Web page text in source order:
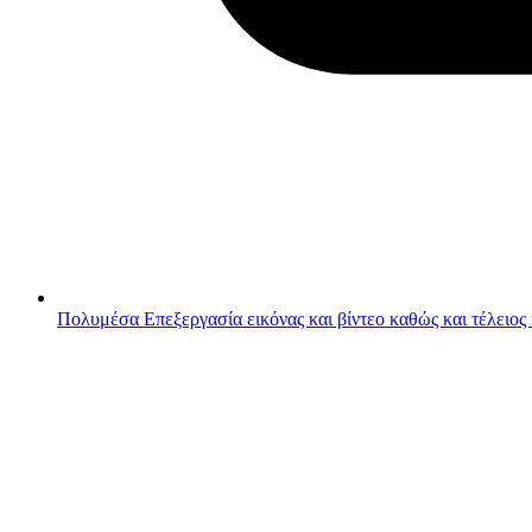
Πολυμέσα Επεξεργασία εικόνας και βίντεο καθώς και τέλειος